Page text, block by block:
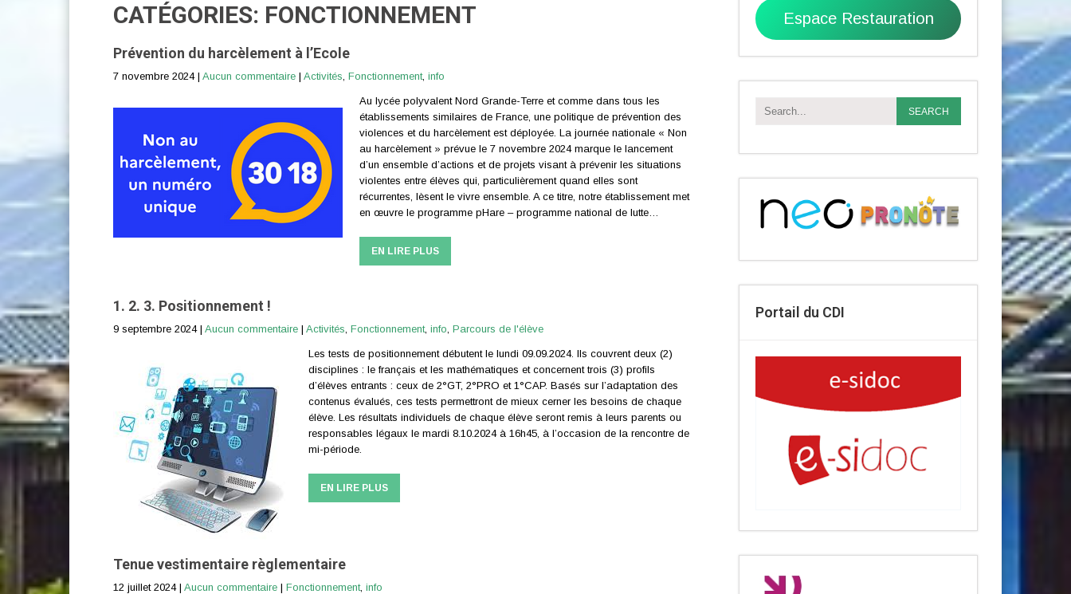
CATÉGORIES: FONCTIONNEMENT
Prévention du harcèlement à l’Ecole
7 novembre 2024 | Aucun commentaire | Activités, Fonctionnement, info
Au lycée polyvalent Nord Grande-Terre et comme dans tous les
établissements similaires de France, une politique de prévention des
violences et du harcèlement est déployée. La journée nationale « Non
au harcèlement » prévue le 7 novembre 2024 marque le lancement
d’un ensemble d’actions et de projets visant à prévenir les situations
violentes entre élèves qui, particulièrement quand elles sont
récurrentes, lèsent le vivre ensemble. A ce titre, notre établissement met
en œuvre le programme pHare – programme national de lutte…
EN LIRE PLUS
1. 2. 3. Positionnement !
9 septembre 2024 | Aucun commentaire | Activités, Fonctionnement, info, Parcours de l'élève
Les tests de positionnement débutent le lundi 09.09.2024. Ils couvrent deux (2)
disciplines : le français et les mathématiques et concernent trois (3) profils
d’élèves entrants : ceux de 2°GT, 2°PRO et 1°CAP. Basés sur l’adaptation des
contenus évalués, ces tests permettront de mieux cerner les besoins de chaque
élève. Les résultats individuels de chaque élève seront remis à leurs parents ou
responsables légaux le mardi 8.10.2024 à 16h45, à l’occasion de la rencontre de
mi-période.
EN LIRE PLUS
Tenue vestimentaire règlementaire
12 juillet 2024 | Aucun commentaire | Fonctionnement, info
Espace Restauration
Portail du CDI